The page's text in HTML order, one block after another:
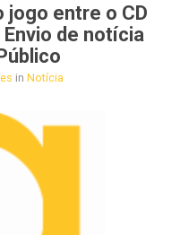
entre o CD
de notícia
in Notícia